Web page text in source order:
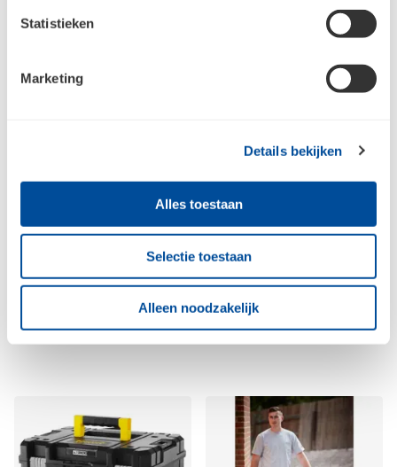
Statistieken
Marketing
Details bekijken
Alles toestaan
Selectie toestaan
Alleen noodzakelijk
Stanley Fatmax Pro-stack
Stanley Fatmax Pro-stack
Telescopische trolley